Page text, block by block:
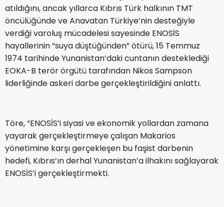
atıldığını, ancak yıllarca Kıbrıs Türk halkının TMT
öncülüğünde ve Anavatan Türkiye’nin desteğiyle
verdiği varoluş mücadelesi sayesinde ENOSİS
hayallerinin “suya düştüğünden” ötürü, 15 Temmuz
1974 tarihinde Yunanistan’daki cuntanın desteklediği
EOKA-B terör örgütü tarafından Nikos Sampson
liderliğinde askeri darbe gerçekleştirildiğini anlattı.
Töre, “ENOSİS’i siyasi ve ekonomik yollardan zamana
yayarak gerçekleştirmeye çalışan Makarios
yönetimine karşı gerçekleşen bu faşist darbenin
hedefi, Kıbrıs’ın derhal Yunanistan’a ilhakını sağlayarak
ENOSİS’i gerçekleştirmekti.